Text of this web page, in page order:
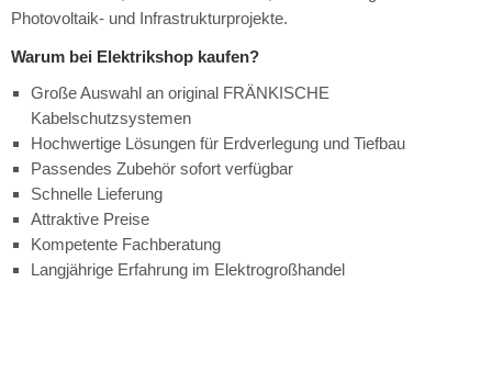
Photovoltaik- und Infrastrukturprojekte.
Warum bei Elektrikshop kaufen?
Große Auswahl an original FRÄNKISCHE
Kabelschutzsystemen
Hochwertige Lösungen für Erdverlegung und Tiefbau
Passendes Zubehör sofort verfügbar
Schnelle Lieferung
Attraktive Preise
Kompetente Fachberatung
Langjährige Erfahrung im Elektrogroßhandel